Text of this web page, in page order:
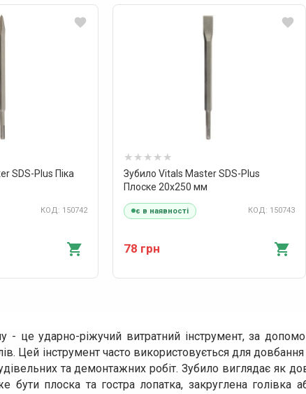
SDS-Plus Піка
КОД: 150742
Зубило Vitals Master SDS-Plus
Плоске 20х250 мм
є в наявності КОД: 150743
78 грн
- це ударно-ріжучий витратний інструмент, за
Цей інструмент часто використовується для
та демонтажних робіт. Зубило виглядає як
бути плоска та гостра лопатка, закруглена голівка